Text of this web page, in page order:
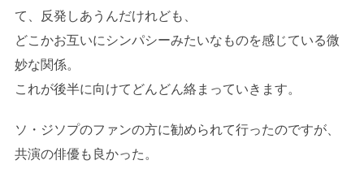
て、反発しあうんだけれども、
どこかお互いにシンパシーみたいなものを感じている微
妙な関係。
これが後半に向けてどんどん絡まっていきます。
ソ・ジソプのファンの方に勧められて行ったのですが、
共演の俳優も良かった。